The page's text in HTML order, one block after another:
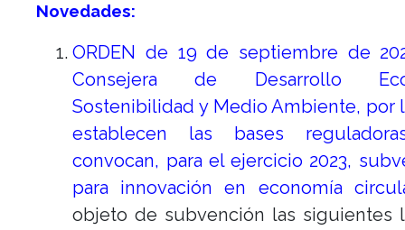
Novedades:
ORDEN de 19 de septiembre de
Consejera de Desarrollo
Sostenibilidad y Medio Ambiente, por
establecen las bases
convocan, para el ejercicio 2023,
para innovación en economía
objeto de subvención las siguientes